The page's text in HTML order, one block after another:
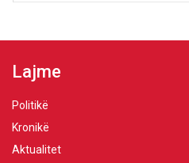
Lajme
Politikë
Kronikë
Aktualitet